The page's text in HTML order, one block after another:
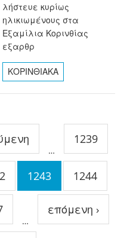
λήστευε κυρίως
ηλικιωμένους στα
Εξαμίλια Κορινθίας
εξαρθρ
ΚΟΡΙΝΘΙΑΚΑ
…
1239
1243 1244
…
επόμενη ›